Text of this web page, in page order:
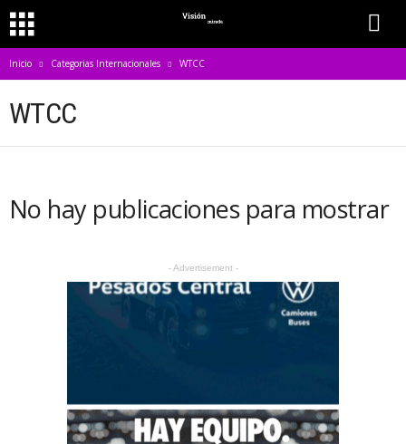
Inicio Categorias Internacionales WTCC
WTCC
No hay publicaciones para mostrar
- Advertisement -